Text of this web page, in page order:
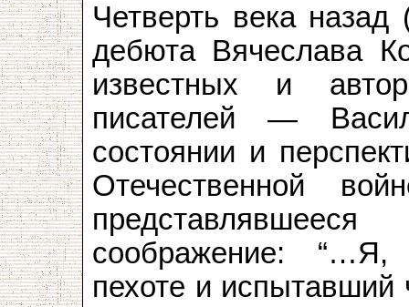
Четверть века назад
дебюта Вячеслава
известных и
писателей —
состоянии и
Отечественной
соображение:
пехоте и испытавший